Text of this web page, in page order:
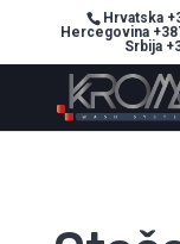
Hrvatska
Hercegovina
Srbija